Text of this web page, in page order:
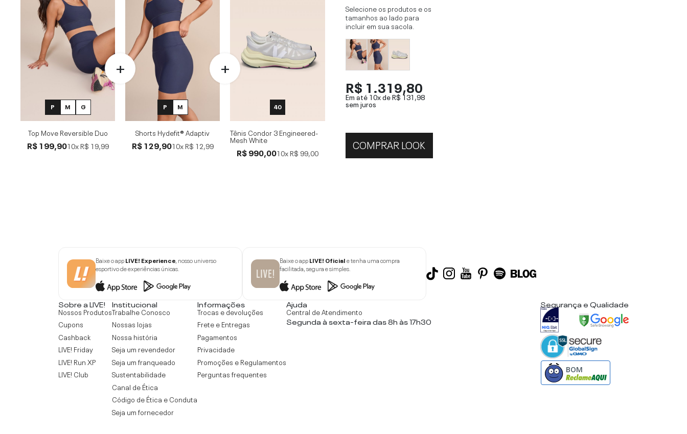
P M G
Top Move Reversible Duo
R$ 199,9010xR$ 19,99
P M
Shorts Hydefit® Adaptiv
R$ 129,9010xR$ 12,99
40
Tênis Condor 3 Engineered-
Mesh White
R$ 990,0010xR$ 99,00
Selecione os produtos e os
tamanhos ao lado para
incluir em sua sacola.
R$ 1.319,80
Em até 10x deR$ 131,98
sem juros
COMPRAR LOOK
Baixe o appLIVE! Experience, nosso universo
esportivo de experiências únicas.
Baixe o appLIVE! Oficiale tenha uma compra
facilitada, segura e simples.
Sobre a LIVE!
Nossos Produtos
Cupons
Cashback
LIVE! Friday
LIVE! Run XP
LIVE! Club
Institucional
Trabalhe Conosco
Nossas lojas
Nossa história
Seja um revendedor
Seja um franqueado
Sustentabilidade
Canal de Ética
Código de Ética e Conduta
Seja um fornecedor
Informações
Trocas e devoluções
Frete e Entregas
Pagamentos
Privacidade
Promoções e Regulamentos
Perguntas frequentes
Ajuda
Central de Atendimento
Segunda à sexta-feira das 8h às 17h30
Segurança e Qualidade
BOM